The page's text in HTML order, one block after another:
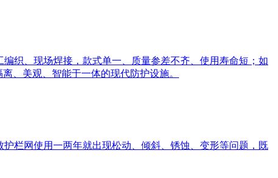
织、现场焊接，款式单一、质量参差不齐、使用寿命短；如
、美观、智能于一体的现代防护设施。
栏网使用一两年就出现松动、倾斜、锈蚀、变形等问题，既